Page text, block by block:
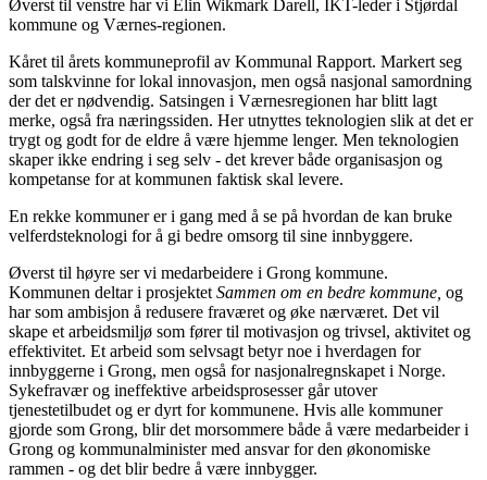
Øverst til venstre har vi Elin Wikmark Darell, IKT-leder i Stjørdal
kommune og Værnes-regionen.
Kåret til årets kommuneprofil av Kommunal Rapport. Markert seg
som talskvinne for lokal innovasjon, men også nasjonal samordning
der det er nødvendig. Satsingen i Værnesregionen har blitt lagt
merke, også fra næringssiden. Her utnyttes teknologien slik at det er
trygt og godt for de eldre å være hjemme lenger. Men teknologien
skaper ikke endring i seg selv - det krever både organisasjon og
kompetanse for at kommunen faktisk skal levere.
En rekke kommuner er i gang med å se på hvordan de kan bruke
velferdsteknologi for å gi bedre omsorg til sine innbyggere.
Øverst til høyre ser vi medarbeidere i Grong kommune.
Kommunen deltar i prosjektet Sammen om en bedre kommune, og
har som ambisjon å redusere fraværet og øke nærværet. Det vil
skape et arbeidsmiljø som fører til motivasjon og trivsel, aktivitet og
effektivitet. Et arbeid som selvsagt betyr noe i hverdagen for
innbyggerne i Grong, men også for nasjonalregnskapet i Norge.
Sykefravær og ineffektive arbeidsprosesser går utover
tjenestetilbudet og er dyrt for kommunene. Hvis alle kommuner
gjorde som Grong, blir det morsommere både å være medarbeider i
Grong og kommunalminister med ansvar for den økonomiske
rammen - og det blir bedre å være innbygger.